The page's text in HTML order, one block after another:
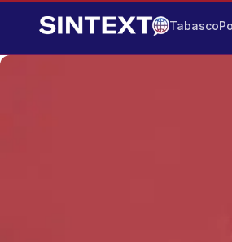
Tabasco